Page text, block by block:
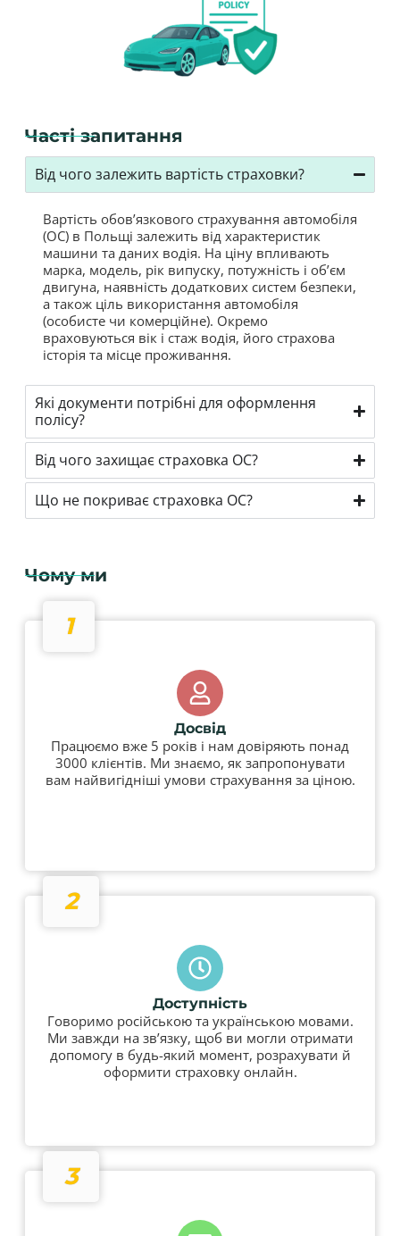
Часті запитання
Від чого залежить вартість страховки?
Вартість обов’язкового страхування автомобіля
(OC) в Польщі залежить від характеристик
машини та даних водія. На ціну впливають
марка, модель, рік випуску, потужність і об’єм
двигуна, наявність додаткових систем безпеки,
а також ціль використання автомобіля
(особисте чи комерційне). Окремо
враховуються вік і стаж водія, його страхова
історія та місце проживання.
Які документи потрібні для оформлення
полісу?
Від чого захищає страховка OC?
Що не покриває страховка OC?
Чому ми
1
Досвід
Працюємо вже 5 років і нам довіряють понад
3000 клієнтів. Ми знаємо, як запропонувати
вам найвигідніші умови страхування за ціною.
2
Доступність
Говоримо російською та українською мовами.
Ми завжди на зв’язку, щоб ви могли отримати
допомогу в будь-який момент, розрахувати й
оформити страховку онлайн.
3